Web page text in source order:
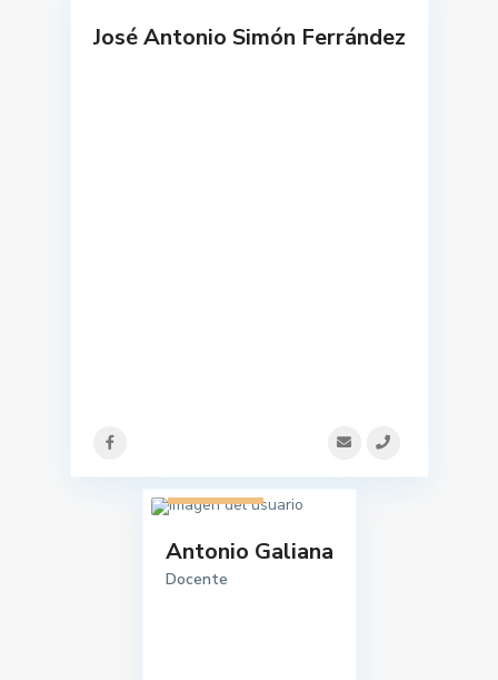
José Antonio Simón Ferrández
2 listados
Antonio Galiana
Docente